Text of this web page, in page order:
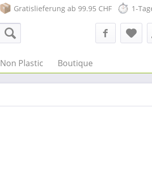
Gratislieferung ab 99.95 CHF 1-
Non Plastic Boutique